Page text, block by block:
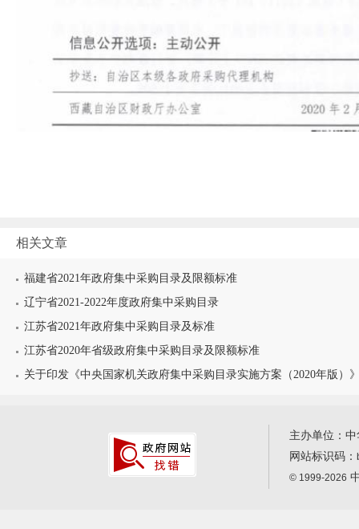
相关文章
福建省2021年政府集中采购目录及限额标准
辽宁省2021-2022年度政府集中采购目录
江苏省2021年政府集中采购目录及标准
江苏省2020年省级政府集中采购目录及限额标准
关于印发《中央国家机关政府集中采购目录实施方案（2020年版）
主办单位：
网站标识码：
© 1999-2026